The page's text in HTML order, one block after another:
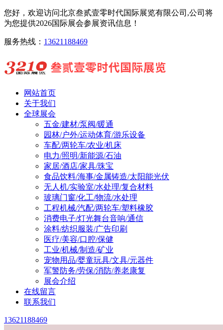
您好，欢迎访问北京叁贰壹零时代国际展览有限公司,公司将
为您提供2026国际展会参展资讯信息！
服务热线： 13621188469
网站首页
关于我们
全球展会
五金/建材/泵阀/暖通
园林/户外/运动体育/游乐设备
车配/两轮车/农业/机床
电力/照明/新能源/石油
家居/酒店/家具/珠宝
食品饮料/海事/金属铸造/太阳能光伏
无人机/实验室/水处理/复合材料
玻璃门窗/化工/物流/水处理
工程机械/汽配/两轮车/塑料橡胶
消费电子/灯光舞台音响/通信
涂料/纺织服装/广告印刷
医疗/美容/口腔/保健
工业/机械/制造/矿业
宠物用品/婴童玩具/文具/元器件
军警防务/劳保/消防/养老康复
展会介绍
在线留言
联系我们
13621188469